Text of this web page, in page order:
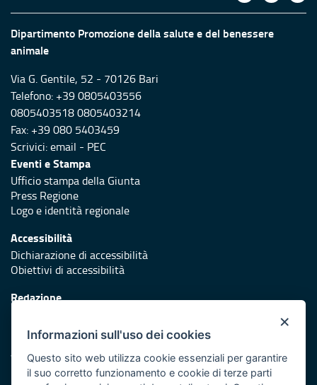
Dipartimento Promozione della salute e del benessere
animale
Via G. Gentile, 52 - 70126 Bari
Telefono: +39 0805403556
0805403518 0805403214
Fax: +39 080 5403459
Scrivici:email - PEC
Eventi e Stampa
Ufficio stampa della Giunta
Press Regione
Logo e identità regionale
Accessibilità
Dichiarazione di accessibilità
Obiettivi di accessibilità
Redazione
Protezione civile
Vai al sito di Protezione civile Puglia
×
Informazioni sull'uso dei cookies
Questo sito web utilizza cookie essenziali per garantire
il suo corretto funzionamento e cookie di terze parti